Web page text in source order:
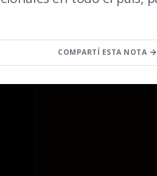
COMPARTÍ ESTA NOTA